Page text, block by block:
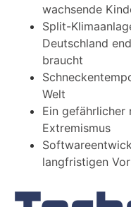
wachsende
Split-
Deutschland
braucht
Welt
Ein gefährlicher
Extremismus
langfristigen